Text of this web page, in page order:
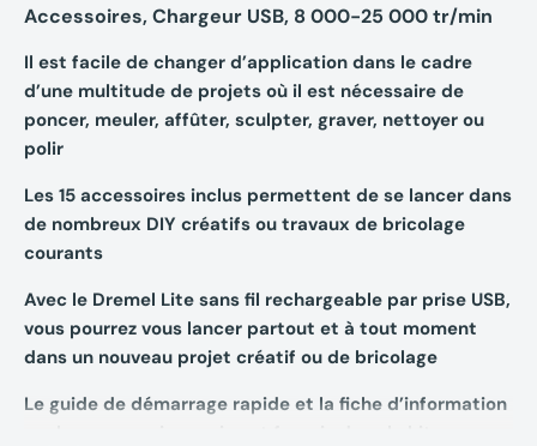
Accessoires, Chargeur USB, 8 000-25 000 tr/min
Il est facile de changer d’application dans le cadre
d’une multitude de projets où il est nécessaire de
poncer, meuler, affûter, sculpter, graver, nettoyer ou
polir
Les 15 accessoires inclus permettent de se lancer dans
de nombreux DIY créatifs ou travaux de bricolage
courants
Avec le Dremel Lite sans fil rechargeable par prise USB,
vous pourrez vous lancer partout et à tout moment
dans un nouveau projet créatif ou de bricolage
Le guide de démarrage rapide et la fiche d’information